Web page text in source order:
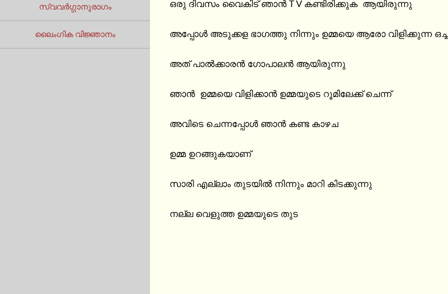
സ്വവർഗ്ഗാനുരാഗം
ലൈംഗിക വിജ്ഞാനം
ഒരു ദിവസം വൈകിട് ഞാൻ T V കണ്ടിരിക്കുക  ആയിരുന്നു
അപ്പോൾ അടുക്കള ഭാഗത്തു നിന്നും ഉമ്മയെ ആരോ വിളിക്കുന്ന
അത് പാൽക്കാരൻ ഗോപാലൻ ആയിരുന്നു
ഞാൻ  ഉമ്മയെ വിളിക്കാൻ ഉമ്മയുടെ റൂമിലേക്ക് ചെന്ന്
അവിടെ ചെന്നപ്പോൾ ഞാൻ കണ്ട കാഴച
ഉമ്മ ഉറങ്ങുകയാണ്
സാരി എല്ലാം തുടയിൽ നിന്നും മാറി കിടക്കുന്നു
നല്ല വെളുത്ത ഉമ്മയുടെ തുട